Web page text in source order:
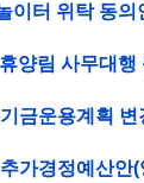
이터 위탁 동의
양림 사무대행
금운용계획 변
가경정예산안(